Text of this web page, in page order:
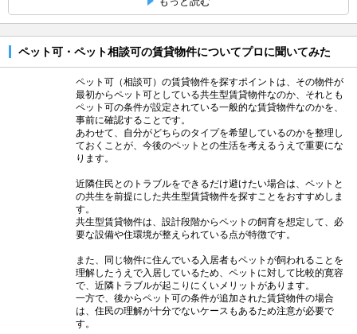
ペット可・ペット相談可の賃貸物件についてプロに聞いてみた
ペット可（相談可）の賃貸物件を探すポイントは、その物件が
最初からペット可としている共生型賃貸物件なのか、それとも
ペット可の条件が設定されている一般的な賃貸物件なのかを、
事前に確認することです。
あわせて、自分がどちらのタイプを希望しているのかを整理し
ておくことが、今後のペットとの生活を考えるうえで重要にな
ります。
近隣住民とのトラブルをできるだけ避けたい場合は、ペットと
の共生を前提にした共生型賃貸物件を探すことをおすすめしま
す。
共生型賃貸物件は、設計段階からペットの飼育を想定して、必
要な設備や住環境が整えられている点が特徴です。
また、同じ物件に住んでいる入居者もペットが飼われることを
理解したうえで入居しているため、ペットに対して比較的寛容
で、近隣トラブルが起こりにくいメリットがあります。
一方で、後からペット可の条件が追加された賃貸物件の場合
は、住民の理解が十分でないケースもあるため注意が必要で
す。